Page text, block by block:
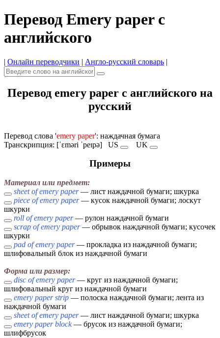
Перевод Emery paper с
английского
| Онлайн переводчики | Англо-русский словарь |
Перевод emery paper с английского на
русский
Перевод слова 'emery paper': наждачная бумага
Транскрипция: [ˈɛməri ˈpeɪpə] US UK
Примеры
Материал или предмет:
sheet of emery paper— лист наждачной бумаги; шкурка
piece of emery paper— кусок наждачной бумаги; лоскут
шкурки
roll of emery paper— рулон наждачной бумаги
scrap of emery paper— обрывок наждачной бумаги; кусочек
шкурки
pad of emery paper— прокладка из наждачной бумаги;
шлифовальный блок из наждачной бумаги
Форма или размер:
disc of emery paper— круг из наждачной бумаги;
шлифовальный круг из наждачной бумаги
emery paper strip — полоска наждачной бумаги; лента из
наждачной бумаги
sheet of emery paper— лист наждачной бумаги; шкурка
emery paper block— брусок из наждачной бумаги;
шлифбрусок